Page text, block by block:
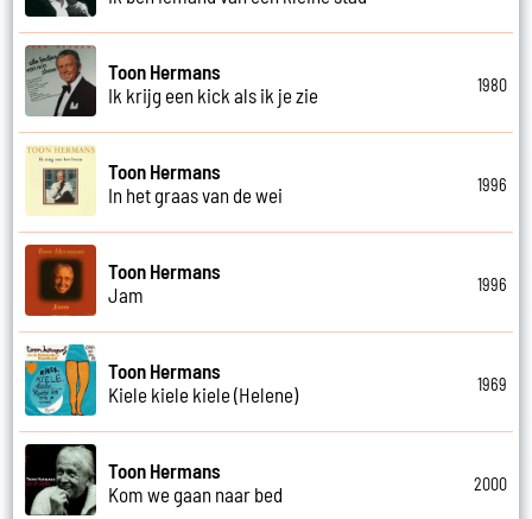
Toon Hermans
Ik krijg een kick als ik je zie
1980
Toon Hermans
In het graas van de wei
1996
Toon Hermans
Jam
1996
Toon Hermans
Kiele kiele kiele (Helene)
1969
Toon Hermans
Kom we gaan naar bed
2000